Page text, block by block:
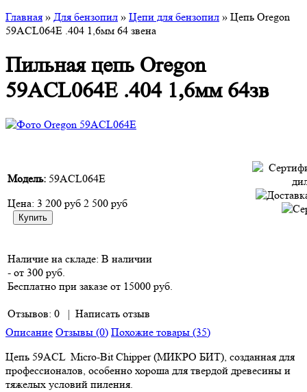
Главная » Для бензопил » Цепи для бензопил » Цепь Oregon
59ACL064E .404 1,6мм 64 звена
Пильная цепь Oregon
59ACL064E .404 1,6мм 64зв
Модель: 59ACL064E
Цена: 3 200 руб 2 500 руб
Наличие на складе: В наличии
- от 300 руб.
Бесплатно при заказе от 15000 руб.
Отзывов: 0 | Написать отзыв
Описание Отзывы (0) Похожие товары (35)
Цепь 59ACL Micro-Bit Chipper (МИКРО БИТ), созданная для
профессионалов, особенно хороша для твердой древесины и
тяжелых условий пиления.